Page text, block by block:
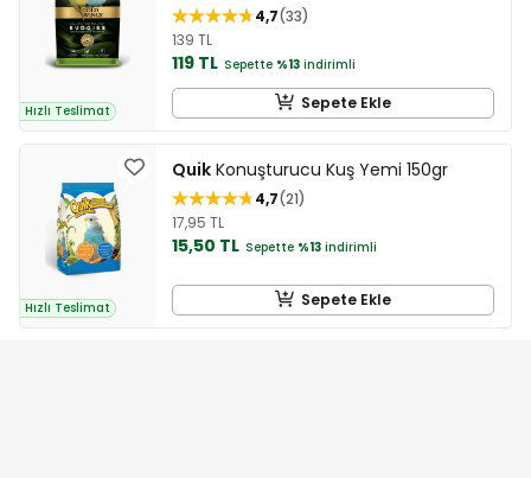
Hızlı Teslimat
4,7 33
139 TL
119 TL Sepette %13 indirimli
Sepete Ekle
Hızlı Teslimat
Quik Konuşturucu Kuş Yemi 150gr
4,7 21
17,95 TL
15,50 TL Sepette %13 indirimli
Sepete Ekle